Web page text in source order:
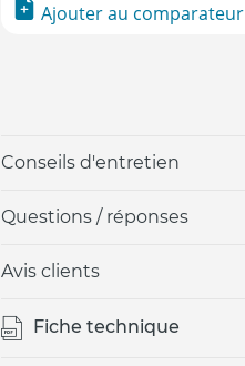
Ajouter au comparateur
Conseils d'entretien
Questions / réponses
Avis clients
Fiche technique